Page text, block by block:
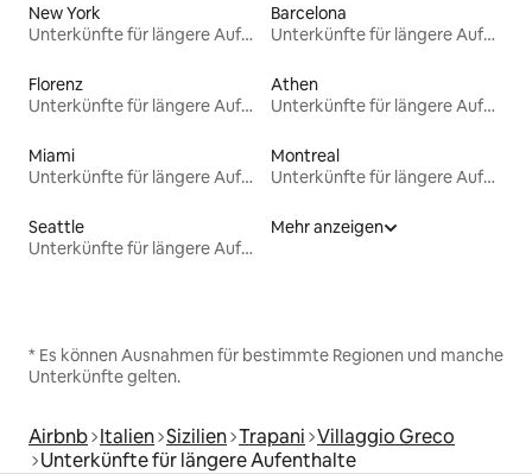
New York
Unterkünfte für längere Aufenthalte
Barcelona
Unterkünfte für längere Aufenthalte
Florenz
Unterkünfte für längere Aufenthalte
Athen
Unterkünfte für längere Aufenthalte
Miami
Unterkünfte für längere Aufenthalte
Montreal
Unterkünfte für längere Aufenthalte
Seattle
Unterkünfte für längere Aufenthalte
Mehr anzeigen
* Es können Ausnahmen für bestimmte Regionen und manche
Unterkünfte gelten.
Airbnb Italien Sizilien Trapani Villaggio Greco
Unterkünfte für längere Aufenthalte